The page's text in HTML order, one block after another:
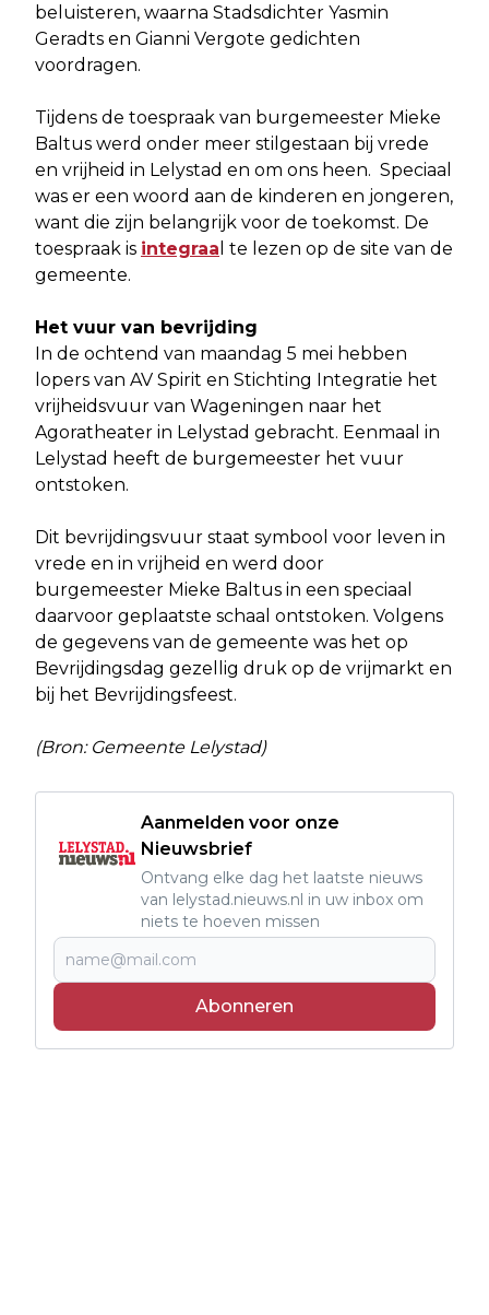
beluisteren, waarna Stadsdichter Yasmin
Geradts en Gianni Vergote gedichten
voordragen.
Tijdens de toespraak van burgemeester Mieke
Baltus werd onder meer stilgestaan bij vrede
en vrijheid in Lelystad en om ons heen. Speciaal
was er een woord aan de kinderen en jongeren,
want die zijn belangrijk voor de toekomst. De
toespraak is integraa l te lezen op de site van de
gemeente.
Het vuur van bevrijding
In de ochtend van maandag 5 mei hebben
lopers van AV Spirit en Stichting Integratie het
vrijheidsvuur van Wageningen naar het
Agoratheater in Lelystad gebracht. Eenmaal in
Lelystad heeft de burgemeester het vuur
ontstoken.
Dit bevrijdingsvuur staat symbool voor leven in
vrede en in vrijheid en werd door
burgemeester Mieke Baltus in een speciaal
daarvoor geplaatste schaal ontstoken. Volgens
de gegevens van de gemeente was het op
Bevrijdingsdag gezellig druk op de vrijmarkt en
bij het Bevrijdingsfeest.
(Bron: Gemeente Lelystad)
Aanmelden voor onze
Nieuwsbrief
Ontvang elke dag het laatste nieuws
van lelystad.nieuws.nl in uw inbox om
niets te hoeven missen
Abonneren